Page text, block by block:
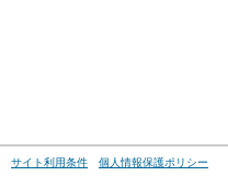
サイト利用条件 個人情報保護ポリシー